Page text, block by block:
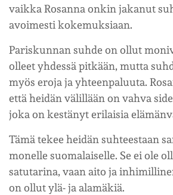
vaikka Rosanna onkin jakanut
avoimesti kokemuksiaan.
Pariskunnan suhde on ollut
olleet yhdessä pitkään, mutta
myös eroja ja yhteenpaluuta.
että heidän välillään on vahva
joka on kestänyt erilaisia
Tämä tekee heidän suhteestaan
monelle suomalaiselle. Se ei ole
satutarina, vaan aito ja
on ollut ylä- ja alamäkiä.